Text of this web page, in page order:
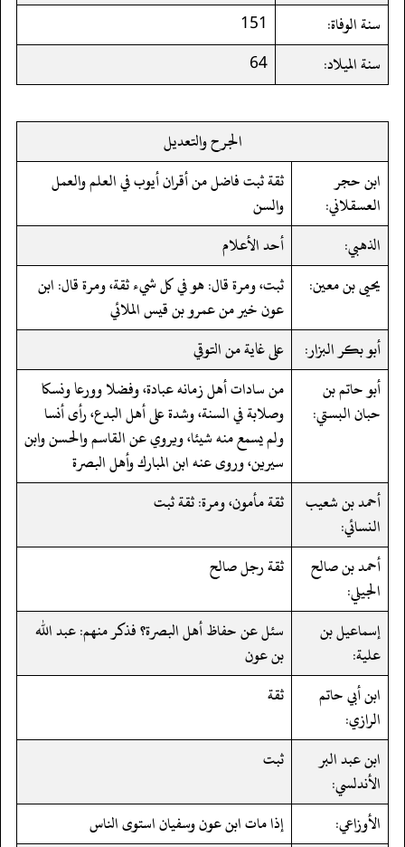
سنة الوفاة:
151
سنة الميلاد: 64
الجرح والتعديل
ابن حجر
العسقلاني:
ثقة ثبت فاضل من أقران أيوب في العلم والعمل
والسن
الذهبي:
أحد الأعلام
يحيى بن معين:
ثبت، ومرة قال: هو في كل شيء ثقة، ومرة قال: ابن
عون خير من عمرو بن قيس الملائي
أبو بكر البزار:
على غاية من التوقي
أبو حاتم بن
حبان البستي:
من سادات أهل زمانه عبادة، وفضلا وورعا ونسكا
وصلابة في السنة، وشدة على أهل البدع، رأى أنسا
ولم يسمع منه شيئا، ويروي عن القاسم والحسن وابن
سيرين، وروى عنه ابن المبارك وأهل البصرة
أحمد بن شعيب
النسائي:
ثقة مأمون، ومرة: ثقة ثبت
أحمد بن صالح
الجيلي:
ثقة رجل صالح
إسماعيل بن
علية:
سئل عن حفاظ أهل البصرة؟ فذكر منهم: عبد الله
بن عون
ابن أبي حاتم
الرازي:
ثقة
ابن عبد البر
الأندلسي:
ثبت
الأوزاعي:
إذا مات ابن عون وسفيان استوى الناس